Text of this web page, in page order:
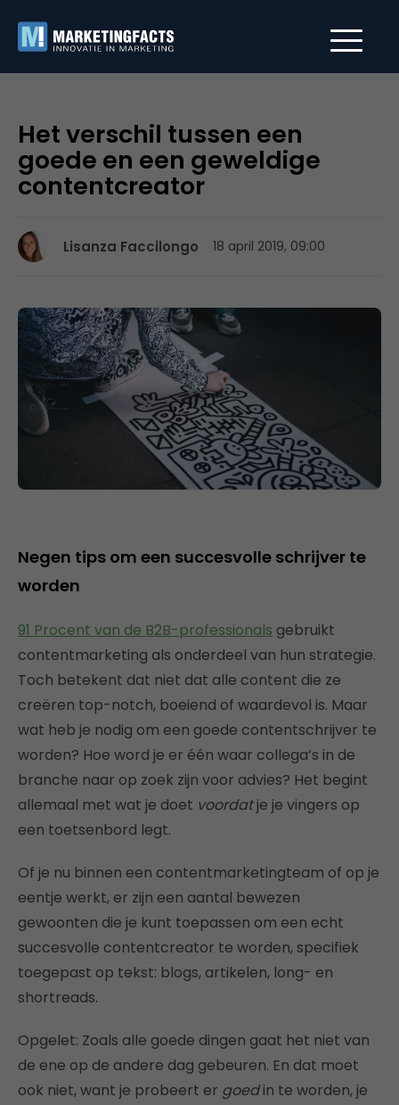
Het verschil tussen een
goede en een geweldige
contentcreator
Lisanza Faccilongo 18 april 2019, 09:00
Negen tips om een succesvolle schrijver te
worden
91 Procent van de B2B-professionals gebruikt
contentmarketing als onderdeel van hun strategie.
Toch betekent dat niet dat alle content die ze
creëren top-notch, boeiend of waardevol is. Maar
wat heb je nodig om een goede contentschrijver te
worden? Hoe word je er één waar collega’s in de
branche naar op zoek zijn voor advies? Het begint
allemaal met wat je doet voordatje je vingers op
een toetsenbord legt.
Of je nu binnen een contentmarketingteam of op je
eentje werkt, er zijn een aantal bewezen
gewoonten die je kunt toepassen om een echt
succesvolle contentcreator te worden, specifiek
toegepast op tekst: blogs, artikelen, long- en
shortreads.
Opgelet: Zoals alle goede dingen gaat het niet van
de ene op de andere dag gebeuren. En dat moet
ook niet, want je probeert er goedin te worden, je